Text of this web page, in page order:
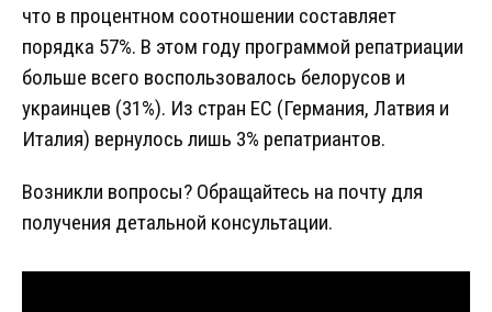
что в процентном соотношении составляет
порядка 57%. В этом году программой репатриации
больше всего воспользовалось белорусов и
украинцев (31%). Из стран ЕС (Германия, Латвия и
Италия) вернулось лишь 3% репатриантов.
Возникли вопросы? Обращайтесь на почту для
получения детальной консультации.